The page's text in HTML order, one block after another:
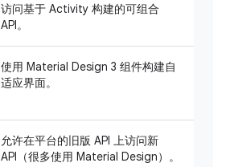
访问基于 Activity 构建的可组合
API。
使用 Material Design 3 组件构建自
适应界面。
允许在平台的旧版 API 上访问新
API（很多使用 Material Design）。